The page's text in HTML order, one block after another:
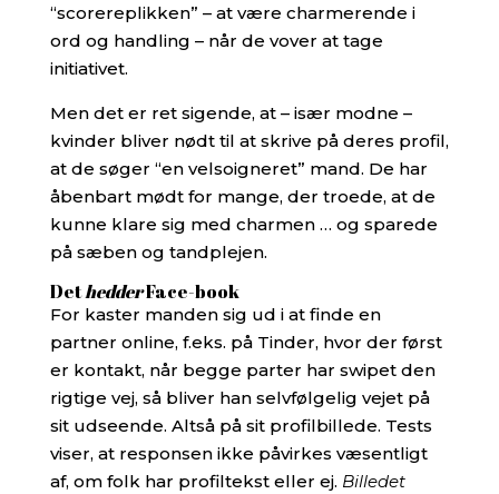
“scorereplikken” – at være charmerende i
ord og handling – når de vover at tage
initiativet.
Men det er ret sigende, at – især modne –
kvinder bliver nødt til at skrive på deres profil,
at de søger “en velsoigneret” mand. De har
åbenbart mødt for mange, der troede, at de
kunne klare sig med charmen … og sparede
på sæben og tandplejen.
DethedderFace-book
For kaster manden sig ud i at finde en
partner online, f.eks. på Tinder, hvor der først
er kontakt, når begge parter har swipet den
rigtige vej, så bliver han selvfølgelig vejet på
sit udseende. Altså på sit profilbillede. Tests
viser, at responsen ikke påvirkes væsentligt
af, om folk har profiltekst eller ej. Billedet